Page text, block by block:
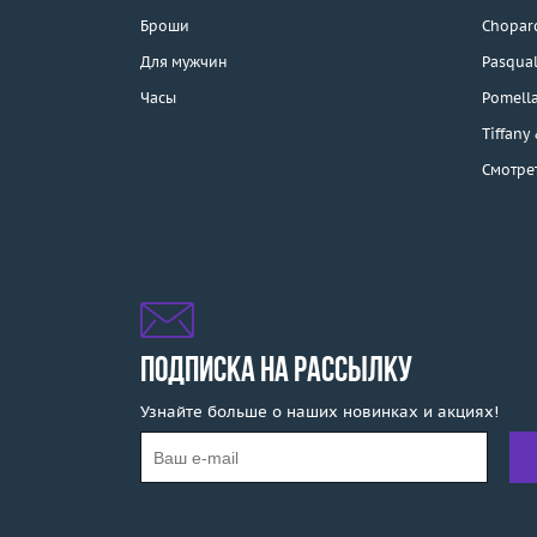
Бесплатная доставка
Покупка и оплата
Броши
Для мужчин
Часы
Tiffany
ПОДПИСКА НА РАССЫЛКУ
Узнайте больше о наших новинках и акциях!